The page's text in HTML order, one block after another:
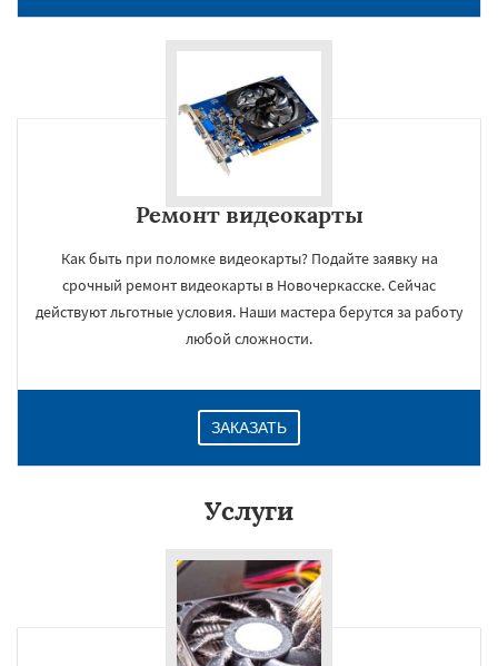
Ремонт видеокарты
Как быть при поломке видеокарты? Подайте заявку на
срочный ремонт видеокарты в Новочеркасске. Сейчас
действуют льготные условия. Наши мастера берутся за работу
любой сложности.
ЗАКАЗАТЬ
Услуги
×
Даю согласие на обработку персональных данных